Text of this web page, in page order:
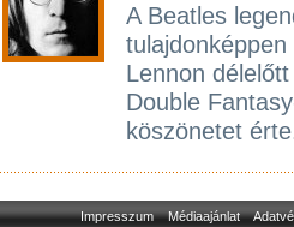
A Beatles
Lennon
Double
köszönetet
Impresszum Médiaajánlat